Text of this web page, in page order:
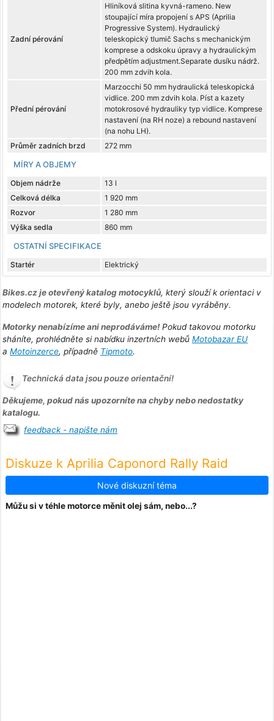
Zadní pérování
Hliníková slitina kyvná-rameno. New
stoupající míra propojení s APS (Aprilia
Progressive System). Hydraulický
teleskopický tlumič Sachs s mechanickým
komprese a odskoku úpravy a hydraulickým
předpětím adjustment.Separate dusíku nádrž.
200 mm zdvih kola.
Přední pérování
Marzocchi 50 mm hydraulická teleskopická
vidlice. 200 mm zdvih kola. Píst a kazety
motokrosové hydrauliky typ vidlice. Komprese
nastavení (na RH noze) a rebound nastavení
(na nohu LH).
Průměr zadních brzd
272 mm
MÍRY A OBJEMY
Objem nádrže
13 l
Celková délka
1 920 mm
Rozvor
1 280 mm
Výška sedla
860 mm
OSTATNÍ SPECIFIKACE
Startér Elektrický
Bikes.cz je otevřený katalog motocyklů, který slouží k orientaci v
modelech motorek, které byly, anebo ještě jsou vyráběny.
Motorky nenabízíme ani neprodáváme!Pokud takovou motorku
sháníte, prohlédněte si nabídku inzertních webů Motobazar EU
a Motoinzerce, případně Tipmoto.
Technická data jsou pouze orientační!
Děkujeme, pokud nás upozorníte na chyby nebo nedostatky
katalogu.
feedback - napište nám
Diskuze k Aprilia Caponord Rally Raid
Nové diskuzní téma
Můžu si v téhle motorce měnit olej sám, nebo...?